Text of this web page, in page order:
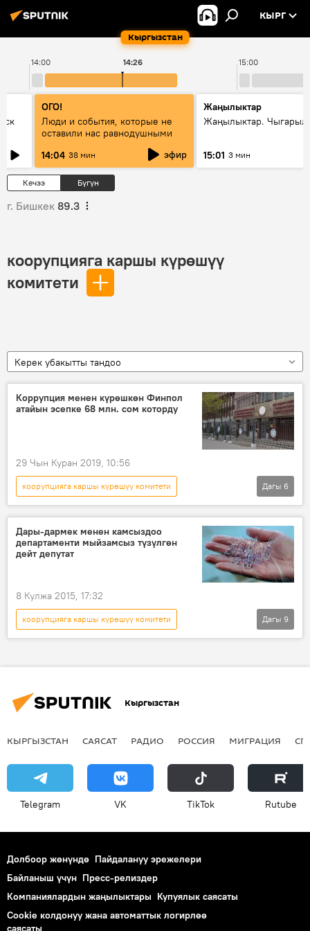
Кыргызстан
КЫРГ
14:00 15:00
14:26
ОГО!
Люди и события, которые не
оставили нас равнодушными
14:04 38 мин эфир
Жаңылыктар
Жаңылыктар.
15:01 3 мин
Кечээ Бүгүн
г. Бишкек 89.3
коорупцияга каршы күрөшүү
комитети
Керек убакытты тандоо
Коррупция менен күрөшкөн Финпол
атайын эсепке 68 млн. сом которду
29 Чын Куран 2019, 10:56
коорупцияга каршы күрөшүү комитети
Кыргызстан
Жаңылыктар
мүлк
финансы полициясы
Дагы 6
Дары-дармек менен камсыздоо
департаменти мыйзамсыз түзүлгөн
дейт депутат
8 Кулжа 2015, 17:32
коорупцияга каршы күрөшүү комитети
Кыргызстан
Коом
Жаңылыктар
депутат
дары-дармек
Дагы 9
Кыргызстан
КЫРГЫЗСТАН САЯСАТ РАДИО РОССИЯ МИГРАЦИЯ
Telegram VK ТikТоk Rutube
Долбоор жөнүндө Пайдалануу эрежелери
Байланыш үчүн Пресс-релиздер
Компаниялардын жаңылыктары Купуялык саясаты
Cookie колдонуу жана автоматтык логирлөө